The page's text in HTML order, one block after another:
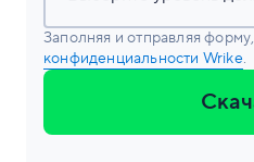
Заполняя и отправляя
конфиденциальности Wrike.